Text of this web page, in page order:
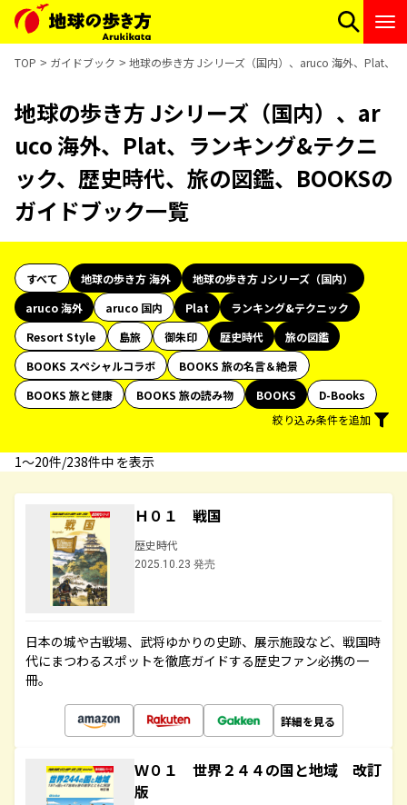
TOP ガイドブック 地球の歩き方 Jシリーズ（国内）、aruco 海外、Plat、
地球の歩き方 Jシリーズ（国内）、ar
uco 海外、Plat、ランキング&テクニ
ック、歴史時代、旅の図鑑、BOOKSの
ガイドブック一覧
すべて 地球の歩き方 海外
地球の歩き方 Jシリーズ（国内）
aruco 海外
aruco 国内 Plat
ランキング&テクニック
Resort Style
島旅 御朱印 歴史時代
旅の図鑑
BOOKS スペシャルコラボ
BOOKS 旅の名言＆絶景
BOOKS 旅と健康
BOOKS 旅の読み物 BOOKS
D-Books
絞り込み条件を追加
1〜20件/238件中 を表示
Ｈ０１ 戦国
歴史時代
2025.10.23 発売
日本の城や古戦場、武将ゆかりの史跡、展示施設など、戦国時
代にまつわるスポットを徹底ガイドする歴史ファン必携の一
冊。
詳細を見る
Ｗ０１ 世界２４４の国と地域 改訂
版